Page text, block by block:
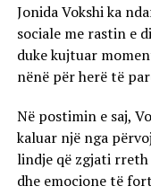
Jonida Vokshi ka
sociale me rastin e
duke kujtuar
nënë për herë të
Në postimin e saj,
kaluar një nga
lindje që zgjati rreth
dhe emocione të